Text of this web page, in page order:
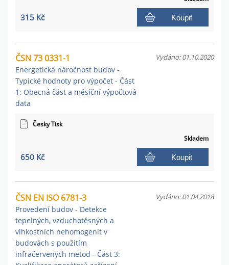
315 Kč Koupit
ČSN 73 0331-1
Energetická náročnost budov -
Typické hodnoty pro výpočet - Část
1: Obecná část a měsíční výpočtová
data
Vydáno: 01.10.2020
Česky Tisk
Skladem
650 Kč Koupit
ČSN EN ISO 6781-3
Provedení budov - Detekce
tepelných, vzduchotěsných a
vlhkostních nehomogenit v
budovách s použitím
infračervených metod - Část 3:
Vydáno: 01.04.2018